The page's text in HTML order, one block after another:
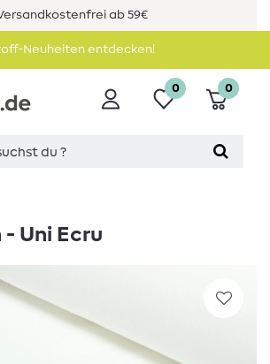
ab 59€
Neuheiten entdecken!
0 0
- Uni Ecru